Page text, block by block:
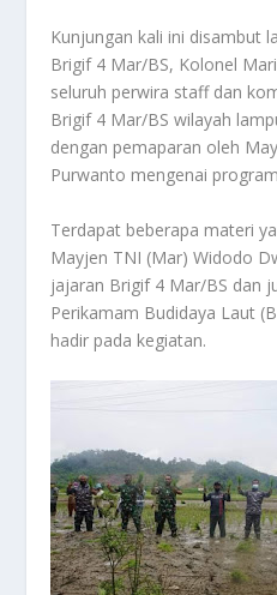
Kunjungan kali ini disambut
Brigif 4 Mar/BS, Kolonel
seluruh perwira staff dan
Brigif 4 Mar/BS wilayah
dengan pemaparan oleh
Purwanto mengenai
Terdapat beberapa materi
Mayjen TNI (Mar) Widodo
jajaran Brigif 4 Mar/BS dan
Perikamam Budidaya Laut
hadir pada kegiatan.